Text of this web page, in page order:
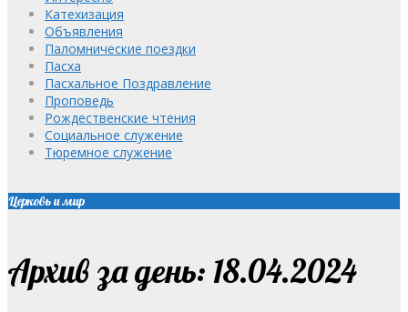
Катехизация
Объявления
Паломнические поездки
Пасха
Пасхальное Поздравление
Проповедь
Рождественские чтения
Социальное служение
Тюремное служение
Церковь и мир
Архив за день: 18.04.2024